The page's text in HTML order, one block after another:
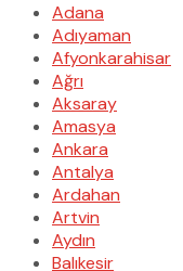
Adana
Adıyaman
Afyonkarahisar
Ağrı
Aksaray
Amasya
Ankara
Antalya
Ardahan
Artvin
Aydın
Balıkesir